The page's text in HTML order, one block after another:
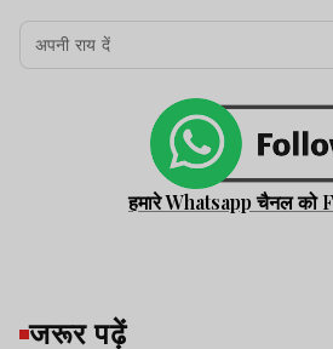
हमारे Whatsapp चैनल को
जरूर पढ़ें